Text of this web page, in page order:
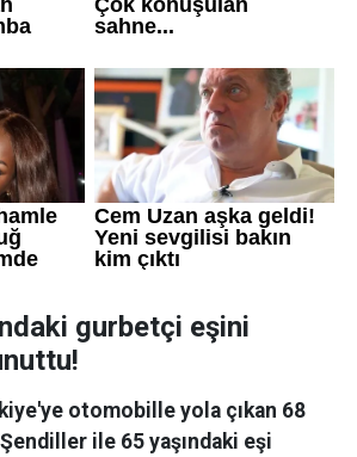
gurbetçi eşini
otomobille yola çıkan 68
ile 65 yaşındaki eşi